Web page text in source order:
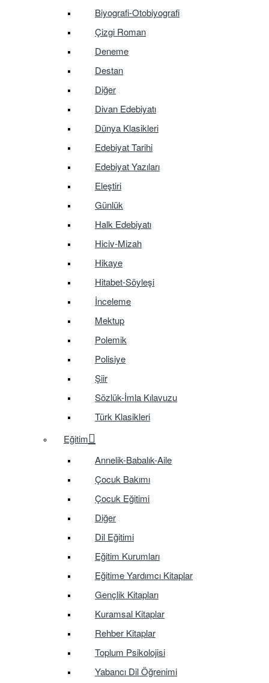
Biyografi-Otobiyografi
Çizgi Roman
Deneme
Destan
Diğer
Divan Edebiyatı
Dünya Klasikleri
Edebiyat Tarihi
Edebiyat Yazıları
Eleştiri
Günlük
Halk Edebiyatı
Hiciv-Mizah
Hikaye
Hitabet-Söyleşi
İnceleme
Mektup
Polemik
Polisiye
Şiir
Sözlük-İmla Kılavuzu
Türk Klasikleri
Eğitim
Annelik-Babalık-Aile
Çocuk Bakımı
Çocuk Eğitimi
Diğer
Dil Eğitimi
Eğitim Kurumları
Eğitime Yardımcı Kitaplar
Gençlik Kitapları
Kuramsal Kitaplar
Rehber Kitaplar
Toplum Psikolojisi
Yabancı Dil Öğrenimi